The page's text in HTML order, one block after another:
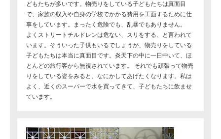
どもたちが多いです。物売りをしている子どもたちは真面目
で、家族の収入や自身の学校でかかる費用を工面するために仕
事をしています。まったく危険でも、乱暴でもありません。
よくストリートチルドレンは危ない、スリをする、と言われて
います。そういった子供もいるでしょうが、物売りをしている
子どもたちは本当に真面目です。炎天下の中に一日中いて、ほ
とんどの旅行客から無視されています。 それでも頑張って物売
りをしている姿をみると、なにかしてあげたくなります。私は
よく、近くのスーパーで水を買ってきて、子どもたちに飲ませ
ています。